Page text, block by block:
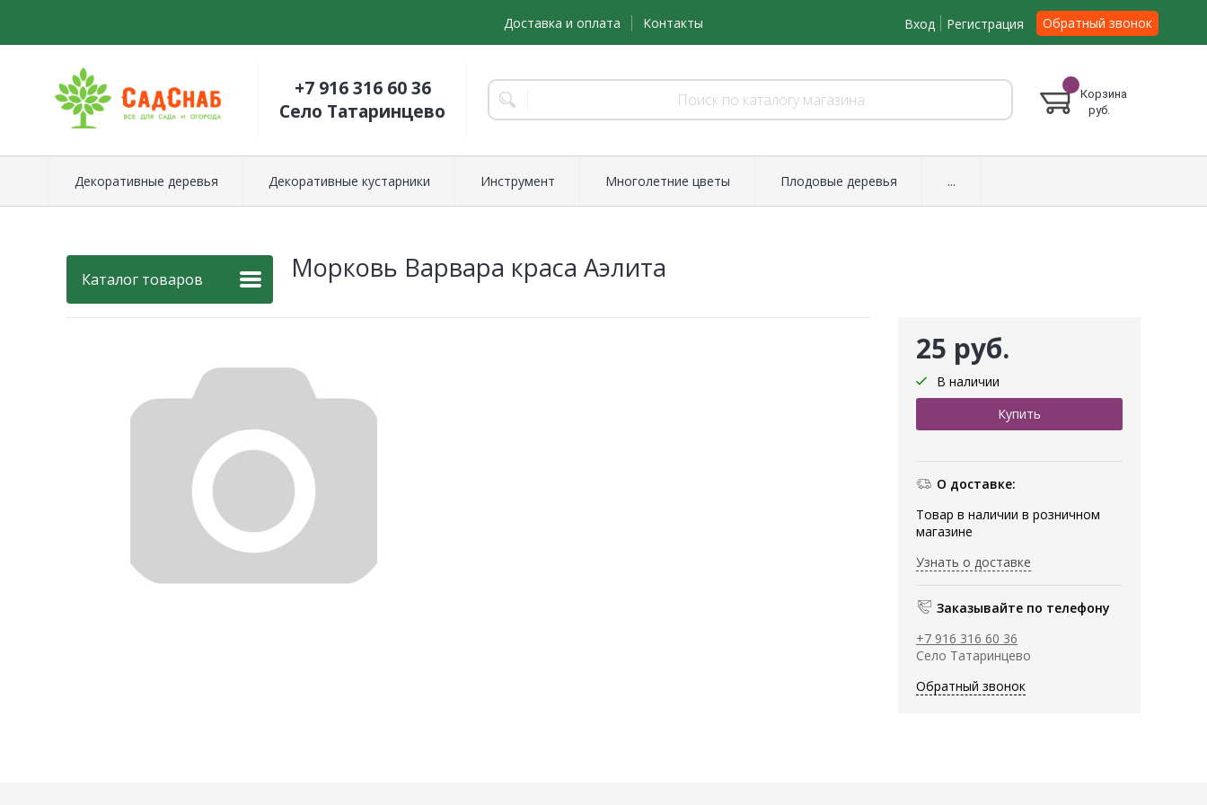
Доставка и оплата Контакты Вход Регистрация Обратный звонок
+7 916 316 60 36
Село Татаринцево
Корзина
руб.
Декоративные деревья Декоративные кустарники Инструмент Многолетние цветы Плодовые деревья ...
Каталог товаров Морковь Варвара краса Аэлита
25 руб.
В наличии
О доставке:
Товар в наличии в розничном
магазине
Узнать о доставке
Заказывайте по телефону
+7 916 316 60 36
Село Татаринцево
Обратный звонок